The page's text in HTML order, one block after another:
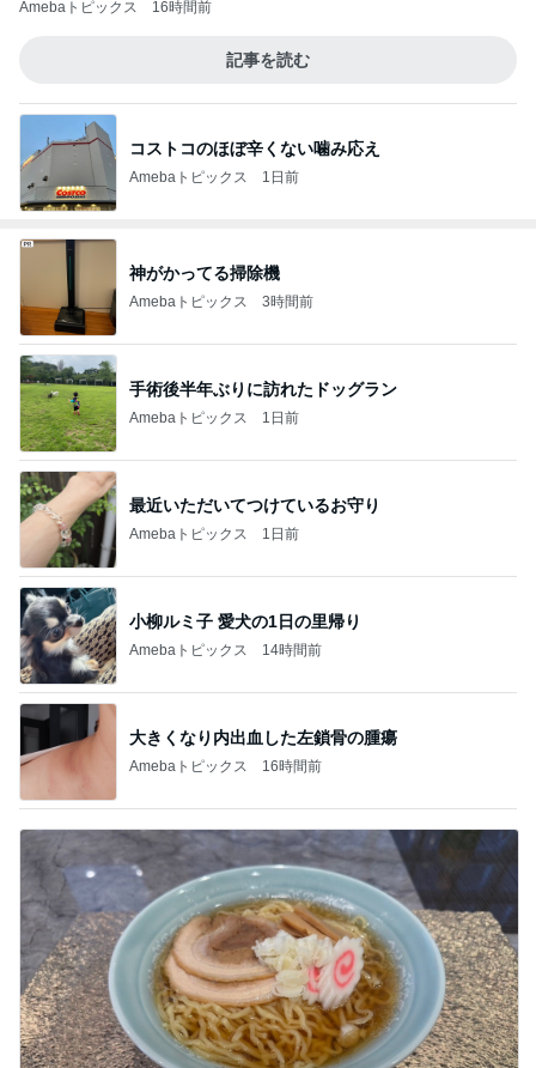
Amebaトピックス 16時間前
記事を読む
コストコのほぼ辛くない噛み応え
Amebaトピックス 1日前
神がかってる掃除機
Amebaトピックス 3時間前
手術後半年ぶりに訪れたドッグラン
Amebaトピックス 1日前
最近いただいてつけているお守り
Amebaトピックス 1日前
小柳ルミ子 愛犬の1日の里帰り
Amebaトピックス 14時間前
大きくなり内出血した左鎖骨の腫瘍
Amebaトピックス 16時間前